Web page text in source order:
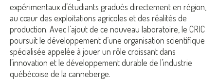
expérimentaux d’étudiants gradués directement en région,
au cœur des exploitations agricoles et des réalités de
production. Avec l’ajout de ce nouveau laboratoire, le CRIC
poursuit le développement d’une organisation scientifique
spécialisée appelée à jouer un rôle croissant dans
l’innovation et le développement durable de l’industrie
québécoise de la canneberge.